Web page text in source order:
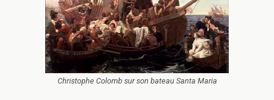
Christophe Colomb sur son bateau Santa Maria